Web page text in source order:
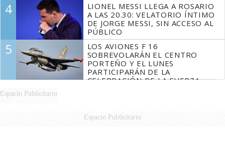
4
LIONEL MESSI LLEGA A ROSARIO
A LAS 20.30: VELATORIO ÍNTIMO
DE JORGE MESSI, SIN ACCESO AL
PÚBLICO
5
LOS AVIONES F 16
SOBREVOLARÁN EL CENTRO
PORTEÑO Y EL LUNES
PARTICIPARÁN DE LA
CELEBRACIÓN DE LA FUERZA
Espacio Publicitario
Espacio Publicitario